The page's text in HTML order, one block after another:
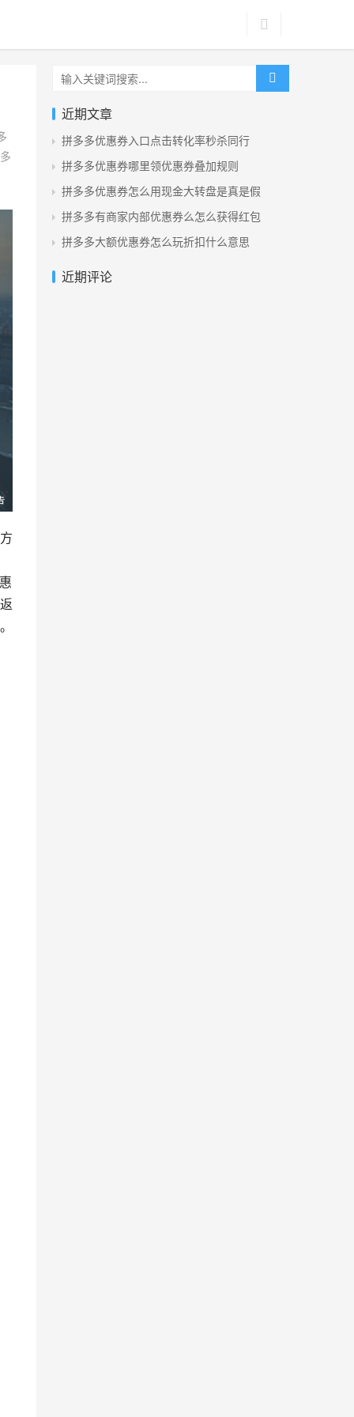
近期文章
拼多多优惠券入口点击转化率秒杀同行
拼多多优惠券哪里领优惠券叠加规则
拼多多优惠券怎么用现金大转盘是真是假
拼多多有商家内部优惠券么怎么获得红包
拼多多大额优惠券怎么玩折扣什么意思
近期评论